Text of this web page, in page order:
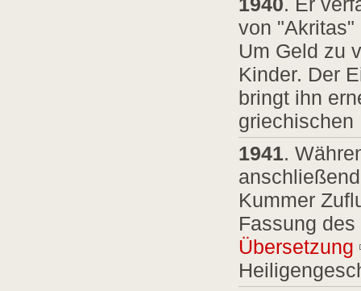
1940. Er
von "Akritas"
Um Geld zu
Kinder. Der
bringt ihn
griechischen
1941.
Kummer
Fassung
Übersetzung